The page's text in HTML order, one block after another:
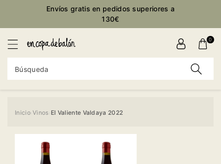
Envíos gratis en pedidos superiores a
130€
Búsqueda
0
Inicio›Vinos El Valiente Valdaya 2022
producto